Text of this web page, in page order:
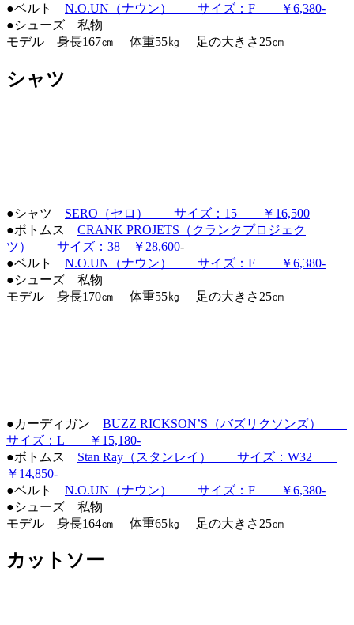
●ベルト N.O.UN（ナウン） サイズ：F ￥6,380‐
●シューズ 私物
モデル 身長167㎝ 体重55㎏ 足の大きさ25㎝
シャツ
●シャツ SERO（セロ） サイズ：15 ￥16,500
●ボトムス CRANK PROJETS（クランクプロジェク
ツ） サイズ：38 ￥28,600-
●ベルト N.O.UN（ナウン） サイズ：F ￥6,380-
●シューズ 私物
モデル 身長170㎝ 体重55㎏ 足の大きさ25㎝
●カーディガン BUZZ RICKSON’S（バズリクソンズ）
サイズ：L ￥15,180‐
●ボトムス Stan Ray（スタンレイ） サイズ：W32
￥14,850‐
●ベルト N.O.UN（ナウン） サイズ：F ￥6,380-
●シューズ 私物
モデル 身長164㎝ 体重65㎏ 足の大きさ25㎝
カットソー